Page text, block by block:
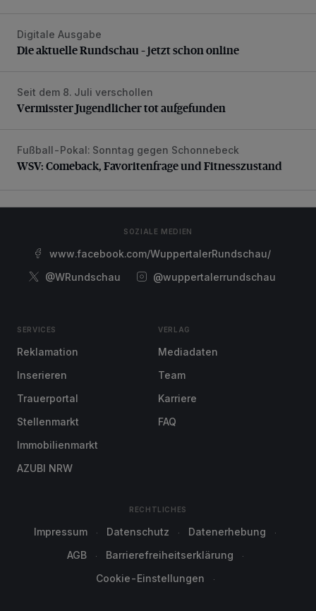
Die aktuelle Rundschau – jetzt schon online
Digitale Ausgabe
Die aktuelle Rundschau – jetzt schon online
Vermisster Jugendlicher tot aufgefunden
Seit dem 8. Juli verschollen
Vermisster Jugendlicher tot aufgefunden
WSV: Comeback, Favoritenfrage und Fitnesszustand
Fußball-Pokal: Sonntag gegen Schonnebeck
WSV: Comeback, Favoritenfrage und Fitnesszustand
SOZIALE MEDIEN
www.facebook.com/WuppertalerRundschau/
@WRundschau
@wuppertalerrundschau
SERVICES
Reklamation
Inserieren
Trauerportal
Stellenmarkt
Immobilienmarkt
AZUBI NRW
VERLAG
Mediadaten
Team
Karriere
FAQ
RECHTLICHES
Impressum Datenschutz
Datenerhebung
AGB
Barrierefreiheitserklärung
Cookie-Einstellungen